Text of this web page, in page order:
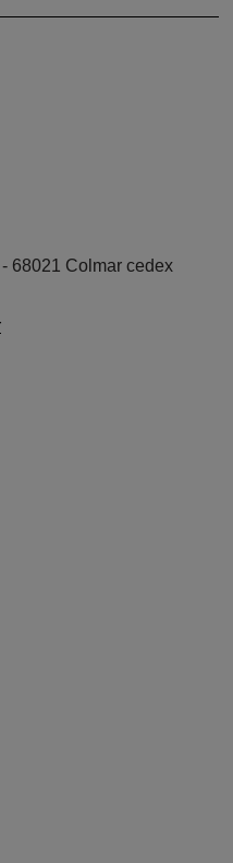
68021 Colmar cedex